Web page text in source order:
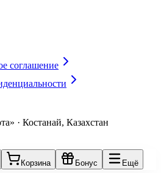
соглашение
· Костанай, Казахстан
Корзина Бонус Ещё